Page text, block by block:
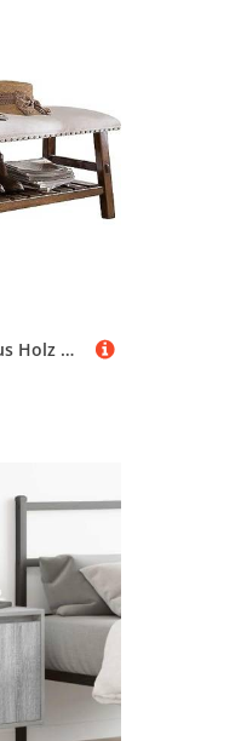
Vintage-Schuhbank aus Holz mit weichem Kissen, stilvoller Aufbewahrungs-Organizer und Nachttisch-Sitz, Retro-Schnallen-Design für Flur und Schlafzimmer